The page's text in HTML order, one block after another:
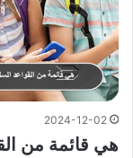
2024-12-02
هي قائمة من